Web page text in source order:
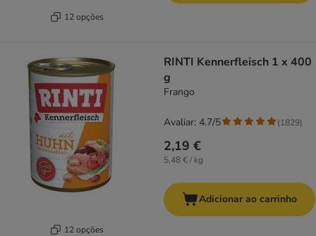
12 opções
12 opções
RINTI Kennerfleisch 1 x 400
g
Frango
2,19 €
5,48 € / kg
Avaliar: 4.7/5 (1829)
Adicionar ao carrinho